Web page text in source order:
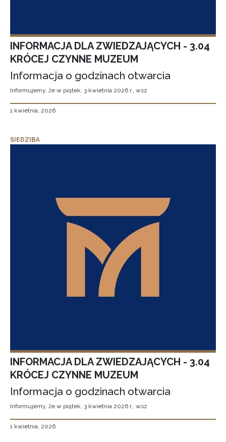
INFORMACJA DLA ZWIEDZAJĄCYCH - 3.04
KRÓCEJ CZYNNE MUZEUM
Informacja o godzinach otwarcia
Informujemy, że w piątek, 3 kwietnia 2026 r., wsz
1 kwietnia, 2026
SIEDZIBA
INFORMACJA DLA ZWIEDZAJĄCYCH - 3.04
KRÓCEJ CZYNNE MUZEUM
Informacja o godzinach otwarcia
Informujemy, że w piątek, 3 kwietnia 2026 r., wsz
1 kwietnia, 2026